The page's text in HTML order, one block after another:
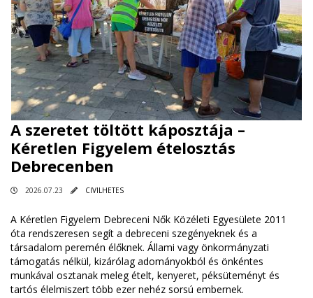
A szeretet töltött káposztája –
Kéretlen Figyelem ételosztás
Debrecenben
2026.07.23 CIVILHETES
A Kéretlen Figyelem Debreceni Nők Közéleti Egyesülete 2011
óta rendszeresen segít a debreceni szegényeknek és a
társadalom peremén élőknek. Állami vagy önkormányzati
támogatás nélkül, kizárólag adományokból és önkéntes
munkával osztanak meleg ételt, kenyeret, péksüteményt és
tartós élelmiszert több ezer nehéz sorsú embernek.